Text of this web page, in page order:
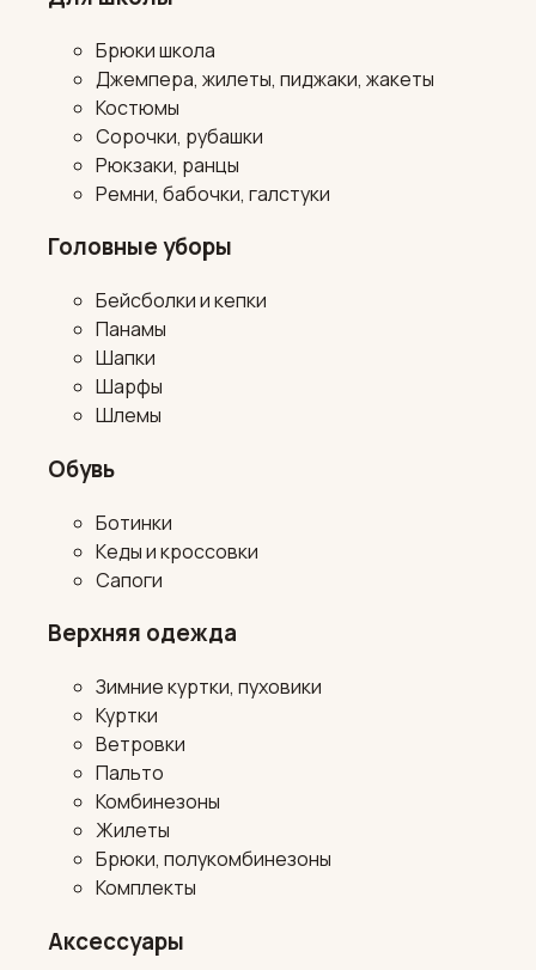
Брюки школа
Джемпера, жилеты, пиджаки, жакеты
Костюмы
Сорочки, рубашки
Рюкзаки, ранцы
Ремни, бабочки, галстуки
Головные уборы
Бейсболки и кепки
Панамы
Шапки
Шарфы
Шлемы
Обувь
Ботинки
Кеды и кроссовки
Сапоги
Верхняя одежда
Зимние куртки, пуховики
Куртки
Ветровки
Пальто
Комбинезоны
Жилеты
Брюки, полукомбинезоны
Комплекты
Аксессуары